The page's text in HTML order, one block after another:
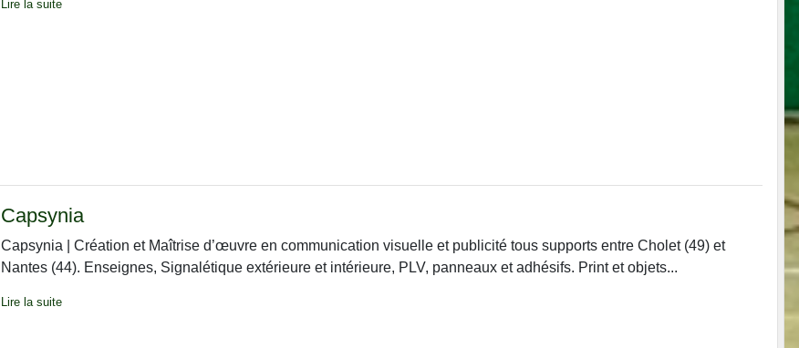
Lire la suite
Capsynia
Capsynia | Création et Maîtrise d’œuvre en communication visuelle et publicité tous supports entre Cholet (49) et
Nantes (44). Enseignes, Signalétique extérieure et intérieure, PLV, panneaux et adhésifs. Print et objets...
Lire la suite